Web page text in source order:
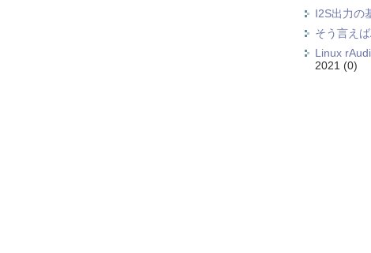
I2S出力の
そう言え
Linux
2021 (0)